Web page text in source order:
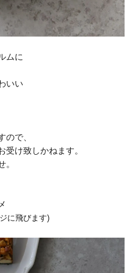
ムに
いい
ので、
受け致しかねます。
。
に飛びます)